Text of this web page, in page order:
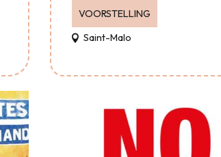
VOORSTELLING
Saint-Malo